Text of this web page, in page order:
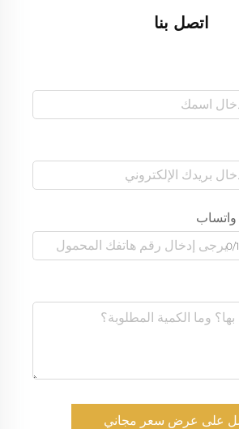
اتصل بنا
واتساب
0/
على عرض سعر مجاني